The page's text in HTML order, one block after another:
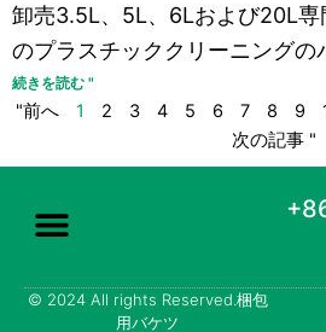
卸売3.5L、5L、6Lおよび20L専
のプラスチッククリーニングの
続きを読む "
"前へ 1 2 3 4 5 6 7 8 9
次の記事 "
© 2024 All rights Reserved.梱包
用バケツ